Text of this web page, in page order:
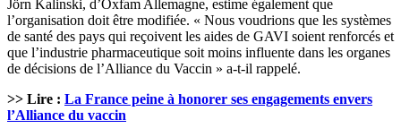
Jörn Kalinski, d’Oxfam Allemagne, estime également que
l’organisation doit être modifiée. « Nous voudrions que les systèmes
de santé des pays qui reçoivent les aides de GAVI soient renforcés et
que l’industrie pharmaceutique soit moins influente dans les organes
de décisions de l’Alliance du Vaccin » a-t-il rappelé.
>> Lire : La France peine à honorer ses engagements envers
l’Alliance du vaccin